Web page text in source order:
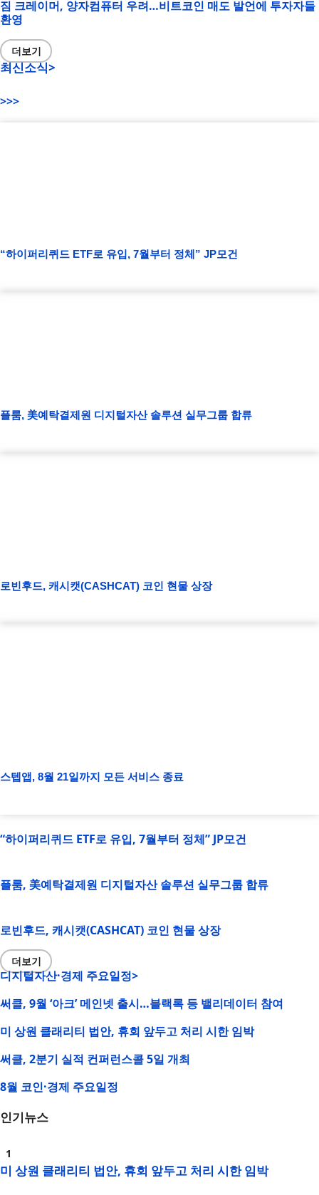
짐 크레이머, 양자컴퓨터 우려…비트코인 매도 발언에 투자자들
환영
더보기
최신소식>
>>>
“하이퍼리퀴드 ETF로 유입, 7월부터 정체” JP모건
플룸, 美예탁결제원 디지털자산 솔루션 실무그룹 합류
로빈후드, 캐시캣(CASHCAT) 코인 현물 상장
스텝앱, 8월 21일까지 모든 서비스 종료
“하이퍼리퀴드 ETF로 유입, 7월부터 정체” JP모건
플룸, 美예탁결제원 디지털자산 솔루션 실무그룹 합류
로빈후드, 캐시캣(CASHCAT) 코인 현물 상장
더보기
디지털자산·경제 주요일정>
써클, 9월 ‘아크’ 메인넷 출시…블랙록 등 밸리데이터 참여
미 상원 클래리티 법안, 휴회 앞두고 처리 시한 임박
써클, 2분기 실적 컨퍼런스콜 5일 개최
8월 코인·경제 주요일정
인기뉴스
미 상원 클래리티 법안, 휴회 앞두고 처리 시한 임박